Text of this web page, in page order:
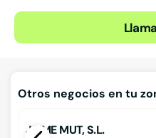
Otros negocios en tu
JAIME MUT, S.L.